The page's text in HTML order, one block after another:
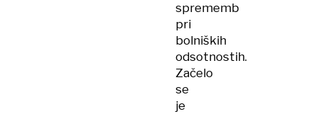
sprememb
pri
bolniških
odsotnostih.
Začelo
se
je